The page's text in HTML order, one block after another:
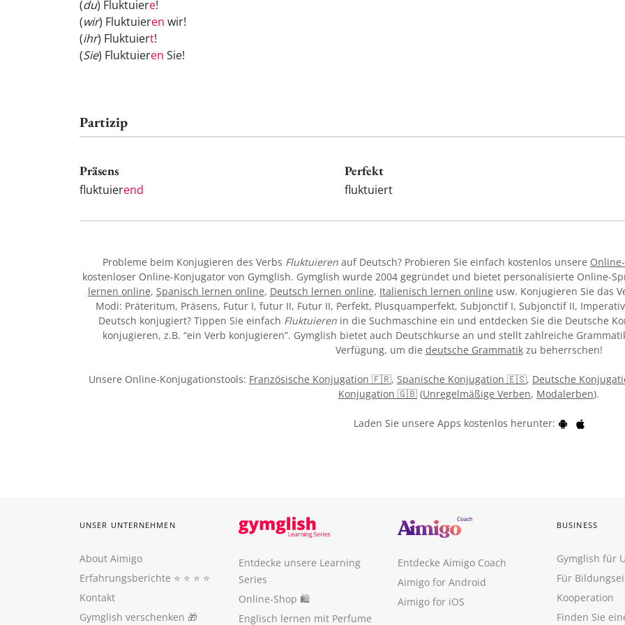
(du) Fluktuiere!
(wir) Fluktuieren wir!
(ihr) Fluktuiert!
(Sie) Fluktuieren Sie!
Partizip
Präsens
fluktuierend
Perfekt
fluktuiert
Probleme beim Konjugieren des Verbs Fluktuieren auf Deutsch? Probieren Sie einfach kostenlos unsere
kostenloser Online-Konjugator von Gymglish. Gymglish wurde 2004 gegründet und bietet personalisierte Online-
lernen online, Spanisch lernen online, Deutsch lernen online, Italienisch lernen online usw. Konjugieren Sie das
Modi: Präteritum, Präsens, Futur I, futur II, Futur II, Perfekt, Plusquamperfekt, Subjonctif I, Subjonctif II,
Deutsch konjugiert? Tippen Sie einfach Fluktuierenin die Suchmaschine ein und entdecken Sie die Deutsche
konjugieren, z.B. “ein Verb konjugieren”. Gymglish bietet auch Deutschkurse an und stellt zahlreiche
Verfügung, um die deutsche Grammatikzu beherrschen!
Unsere Online-Konjugationstools: Französische Konjugation 🇫🇷, Spanische Konjugation 🇪🇸, Deutsche
Konjugation 🇬🇧 (Unregelmäßige Verben, Modalerben).
Laden Sie unsere Apps kostenlos herunter:
UNSER UNTERNEHMEN
About Aimigo
Erfahrungsberichte ⭐️ ⭐️ ⭐️ ⭐️
Kontakt
Gymglish verschenken 🎁
Entdecke unsere Learning
Series
Online-Shop 🛍
Englisch lernen mit Perfume
Entdecke Aimigo Coach
Aimigo for Android
Aimigo for iOS
BUSINESS
Gymglish für
Für
Kooperation
Finden Sie